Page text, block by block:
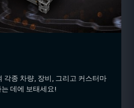
각종 차량, 장비, 그리고 커스터마
데에 보태세요!